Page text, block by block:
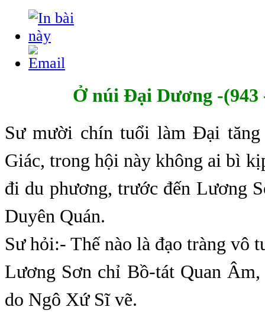
Ở núi Đại Dương -(943
Sư mười chín tuổi làm Đại tăng
Giác, trong hội này không ai bì
đi du phương, trước đến Lương
Duyên Quán.
Sư hỏi:- Thế nào là đạo tràng vô
Lương Sơn chỉ Bồ-tát Quan
do Ngô Xứ Sĩ vẽ.